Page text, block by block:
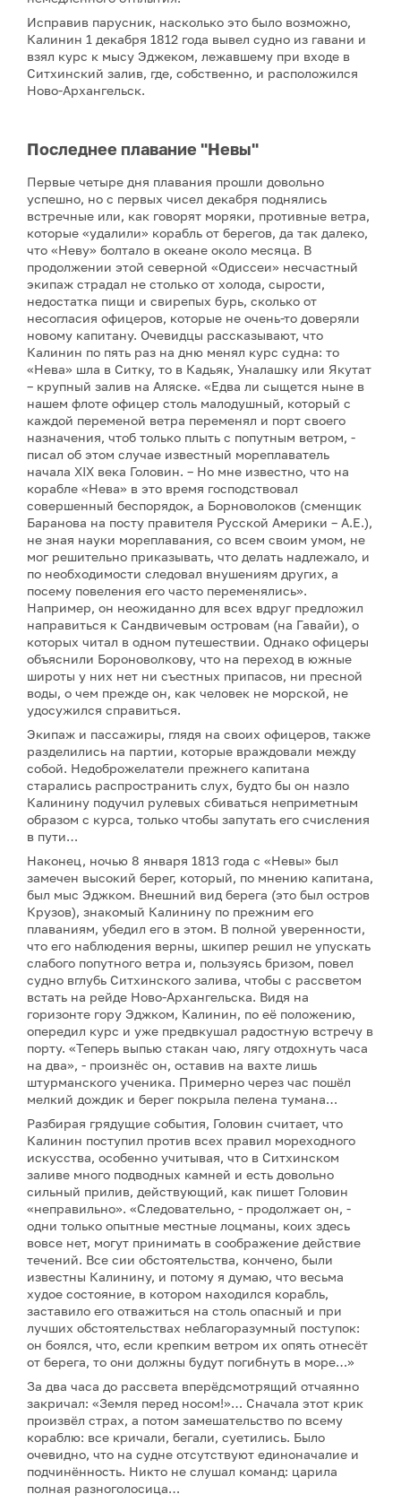
Исправив парусник, насколько это было возможно,
Калинин 1 декабря 1812 года вывел судно из гавани и
взял курс к мысу Эджеком, лежавшему при входе в
Ситхинский залив, где, собственно, и расположился
Ново-Архангельск.
Последнее плавание "Невы"
Первые четыре дня плавания прошли довольно
успешно, но с первых чисел декабря поднялись
встречные или, как говорят моряки, противные ветра,
которые «удалили» корабль от берегов, да так далеко,
что «Неву» болтало в океане около месяца. В
продолжении этой северной «Одиссеи» несчастный
экипаж страдал не столько от холода, сырости,
недостатка пищи и свирепых бурь, сколько от
несогласия офицеров, которые не очень-то доверяли
новому капитану. Очевидцы рассказывают, что
Калинин по пять раз на дню менял курс судна: то
«Нева» шла в Ситку, то в Кадьяк, Уналашку или Якутат
– крупный залив на Аляске. «Едва ли сыщется ныне в
нашем флоте офицер столь малодушный, который с
каждой переменой ветра переменял и порт своего
назначения, чтоб только плыть с попутным ветром, -
писал об этом случае известный мореплаватель
начала XIX века Головин. – Но мне известно, что на
корабле «Нева» в это время господствовал
совершенный беспорядок, а Борноволоков (сменщик
Баранова на посту правителя Русской Америки – А.Е.),
не зная науки мореплавания, со всем своим умом, не
мог решительно приказывать, что делать надлежало, и
по необходимости следовал внушениям других, а
посему повеления его часто переменялись».
Например, он неожиданно для всех вдруг предложил
направиться к Сандвичевым островам (на Гавайи), о
которых читал в одном путешествии. Однако офицеры
объяснили Бороноволкову, что на переход в южные
широты у них нет ни съестных припасов, ни пресной
воды, о чем прежде он, как человек не морской, не
удосужился справиться.
Экипаж и пассажиры, глядя на своих офицеров, также
разделились на партии, которые враждовали между
собой. Недоброжелатели прежнего капитана
старались распространить слух, будто бы он назло
Калинину подучил рулевых сбиваться неприметным
образом с курса, только чтобы запутать его счисления
в пути…
Наконец, ночью 8 января 1813 года с «Невы» был
замечен высокий берег, который, по мнению капитана,
был мыс Эджком. Внешний вид берега (это был остров
Крузов), знакомый Калинину по прежним его
плаваниям, убедил его в этом. В полной уверенности,
что его наблюдения верны, шкипер решил не упускать
слабого попутного ветра и, пользуясь бризом, повел
судно вглубь Ситхинского залива, чтобы с рассветом
встать на рейде Ново-Архангельска. Видя на
горизонте гору Эджком, Калинин, по её положению,
опередил курс и уже предвкушал радостную встречу в
порту. «Теперь выпью стакан чаю, лягу отдохнуть часа
на два», - произнёс он, оставив на вахте лишь
штурманского ученика. Примерно через час пошёл
мелкий дождик и берег покрыла пелена тумана…
Разбирая грядущие события, Головин считает, что
Калинин поступил против всех правил мореходного
искусства, особенно учитывая, что в Ситхинском
заливе много подводных камней и есть довольно
сильный прилив, действующий, как пишет Головин
«неправильно». «Следовательно, - продолжает он, -
одни только опытные местные лоцманы, коих здесь
вовсе нет, могут принимать в соображение действие
течений. Все сии обстоятельства, кончено, были
известны Калинину, и потому я думаю, что весьма
худое состояние, в котором находился корабль,
заставило его отважиться на столь опасный и при
лучших обстоятельствах неблагоразумный поступок:
он боялся, что, если крепким ветром их опять отнесёт
от берега, то они должны будут погибнуть в море…»
За два часа до рассвета вперёдсмотрящий отчаянно
закричал: «Земля перед носом!»… Сначала этот крик
произвёл страх, а потом замешательство по всему
кораблю: все кричали, бегали, суетились. Было
очевидно, что на судне отсутствуют единоначалие и
подчинённость. Никто не слушал команд: царила
полная разноголосица…